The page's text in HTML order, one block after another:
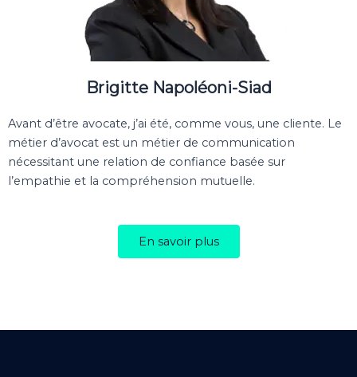
Brigitte Napoléoni-Siad
Avant d’être avocate, j’ai été, comme vous, une cliente. Le
métier d’avocat est un métier de communication
nécessitant une relation de confiance basée sur
l’empathie et la compréhension mutuelle.
En savoir plus